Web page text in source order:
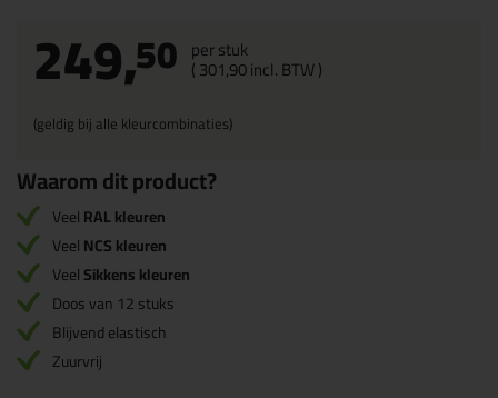
249,50 per stuk
(301,90incl. BTW )
(geldig bij alle kleurcombinaties)
Waarom dit product?
VeelRAL kleuren
VeelNCS kleuren
VeelSikkens kleuren
Doos van 12 stuks
Blijvend elastisch
Zuurvrij